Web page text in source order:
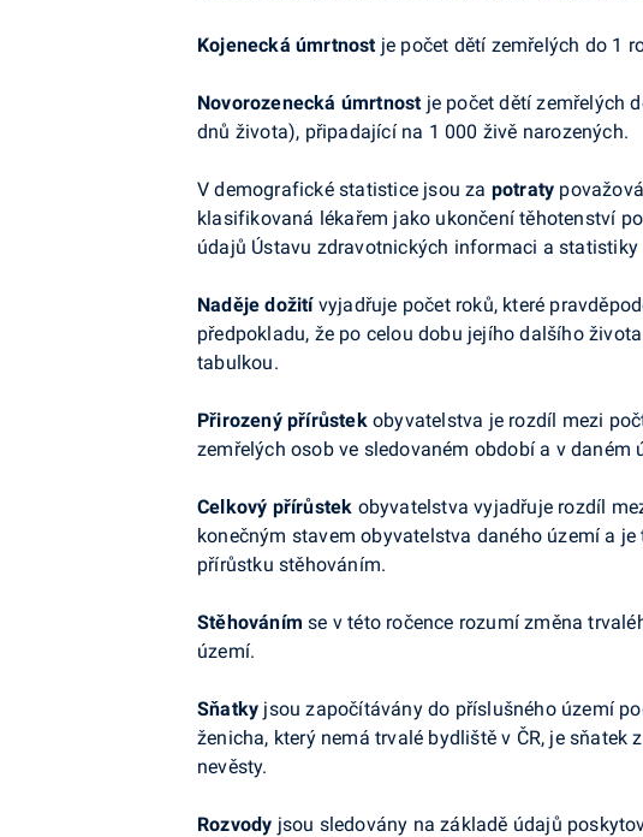
Kojenecká úmrtnostje počet dětí zemřelých do 1
Novorozenecká úmrtnostje počet dětí zemřelých
dnů života), připadající na 1 000 živě narozených.
V demografické statistice jsou za potraty
klasifikovaná lékařem jako ukončení těhotenství
údajů Ústavu zdravotnických informaci a statistiky
Naděje dožití vyjadřuje počet roků, které
předpokladu, že po celou dobu jejího dalšího
tabulkou.
Přirozený přírůstekobyvatelstva je rozdíl mezi
zemřelých osob ve sledovaném období a v daném
Celkový přírůstek obyvatelstva vyjadřuje rozdíl
konečným stavem obyvatelstva daného území a
přírůstku stěhováním.
Stěhováním se v této ročence rozumí změna
území.
Sňatky jsou započítávány do příslušného území
ženicha, který nemá trvalé bydliště v ČR, je
nevěsty.
Rozvody jsou sledovány na základě údajů